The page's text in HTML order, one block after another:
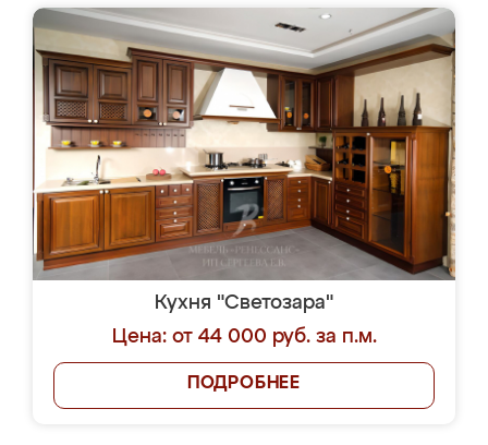
Кухня "Светозара"
Цена: от 44 000 руб. за п.м.
ПОДРОБНЕЕ